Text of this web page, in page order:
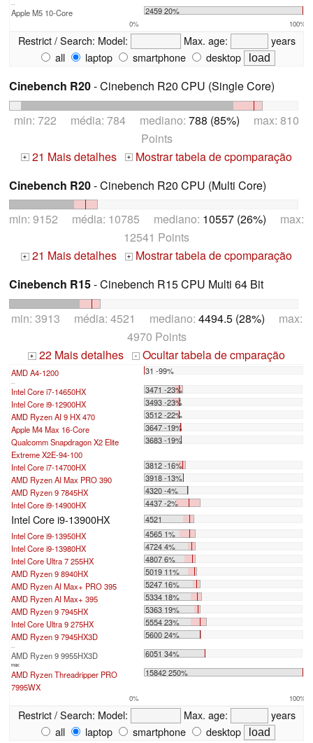
Apple M5 10-Core 2459 20%
0% 100%
Restrict / Search: Model: Max. age:
years
all
laptop smartphone desktop
Cinebench R20- Cinebench R20 CPU (Single Core)
min: 722 média: 784 mediano: 788 (85%) max: 810
Points
+ 21 Mais detalhes +
Mostrar tabela de cpomparação
Cinebench R20- Cinebench R20 CPU (Multi Core)
min: 9152 média: 10785 mediano: 10557 (26%) max:
12541 Points
+ 21 Mais detalhes +
Mostrar tabela de cpomparação
Cinebench R15- Cinebench R15 CPU Multi 64 Bit
min: 3913 média: 4521 mediano: 4494.5 (28%) max:
4970 Points
+ 22 Mais detalhes - Ocultar tabela de cmparação
AMD A4-1200 31 -99%
...
Intel Core i7-14650HX
3471 -23%
Intel Core i9-12900HX
3493 -23%
AMD Ryzen AI 9 HX 470
3512 -22%
Apple M4 Max 16-Core
3647 -19%
Qualcomm Snapdragon X2 Elite
Extreme X2E-94-100
3683 -19%
Intel Core i7-14700HX
3812 -16%
AMD Ryzen AI Max PRO 390
3918 -13%
AMD Ryzen 9 7845HX
4320 -4%
Intel Core i9-14900HX
4437 -2%
Intel Core i9-13900HX
4521
Intel Core i9-13950HX
4565 1%
Intel Core i9-13980HX
4724 4%
Intel Core Ultra 7 255HX
4807 6%
AMD Ryzen 9 8940HX
5019 11%
AMD Ryzen AI Max+ PRO 395
5247 16%
AMD Ryzen AI Max+ 395
5334 18%
AMD Ryzen 9 7945HX
5363 19%
Intel Core Ultra 9 275HX
5554 23%
AMD Ryzen 9 7945HX3D
5600 24%
...
AMD Ryzen 9 9955HX3D 6051 34%
max:
AMD Ryzen Threadripper PRO
7995WX
15842 250%
0% 100%
Restrict / Search: Model: Max. age:
years
all
laptop smartphone desktop